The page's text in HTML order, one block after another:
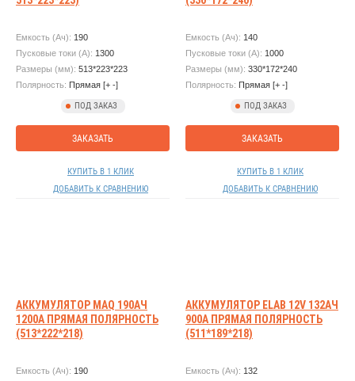
Емкость (Ач): 190
Пусковые токи (А): 1300
Размеры (мм): 513*223*223
Полярность: Прямая [+ -]
ПОД ЗАКАЗ
ЗАКАЗАТЬ
КУПИТЬ В 1 КЛИК
ДОБАВИТЬ К СРАВНЕНИЮ
Емкость (Ач): 140
Пусковые токи (А): 1000
Размеры (мм): 330*172*240
Полярность: Прямая [+ -]
ПОД ЗАКАЗ
ЗАКАЗАТЬ
КУПИТЬ В 1 КЛИК
ДОБАВИТЬ К СРАВНЕНИЮ
АККУМУЛЯТОР MAQ 190АЧ
1200А ПРЯМАЯ ПОЛЯРНОСТЬ
(513*222*218)
Емкость (Ач): 190
АККУМУЛЯТОР ELAB 12V 132АЧ
900А ПРЯМАЯ ПОЛЯРНОСТЬ
(511*189*218)
Емкость (Ач): 132